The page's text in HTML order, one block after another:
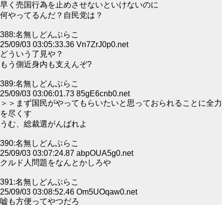
早く売国行為を止めさせないといけないのに
何やってるんだ？自民党は？
388:名無しどんぶらこ
25/09/03 03:05:33.36 Vn7ZrJ0p0.net
どういう了見や？
もう側近身内も支えんぞ?
389:名無しどんぶらこ
25/09/03 03:06:01.73 85gE6cnb0.net
＞＞まず国民がやってもらいたいと思っておられることに全力
を尽くす
うむ、総裁選がんばれよ
390:名無しどんぶらこ
25/09/03 03:07:24.87 abpOUA5g0.net
クルド人問題をなんとかしろや
391:名無しどんぶらこ
25/09/03 03:08:52.46 Om5UOqaw0.net
嘘も方便ってやつだろ